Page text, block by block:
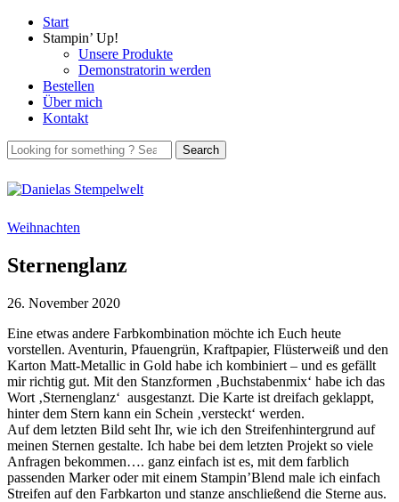
Start
Stampin’ Up!
Unsere Produkte
Demonstratorin werden
Bestellen
Über mich
Kontakt
Weihnachten
Sternenglanz
26. November 2020
Eine etwas andere Farbkombination möchte ich Euch heute
vorstellen. Aventurin, Pfauengrün, Kraftpapier, Flüsterweiß und den
Karton Matt-Metallic in Gold habe ich kombiniert – und es gefällt
mir richtig gut. Mit den Stanzformen ‚Buchstabenmix‘ habe ich das
Wort ‚Sternenglanz‘ ausgestanzt. Die Karte ist dreifach geklappt,
hinter dem Stern kann ein Schein ‚versteckt‘ werden.
Auf dem letzten Bild seht Ihr, wie ich den Streifenhintergrund auf
meinen Sternen gestalte. Ich habe bei dem letzten Projekt so viele
Anfragen bekommen…. ganz einfach ist es, mit dem farblich
passenden Marker oder mit einem Stampin’Blend male ich einfach
Streifen auf den Farbkarton und stanze anschließend die Sterne aus.